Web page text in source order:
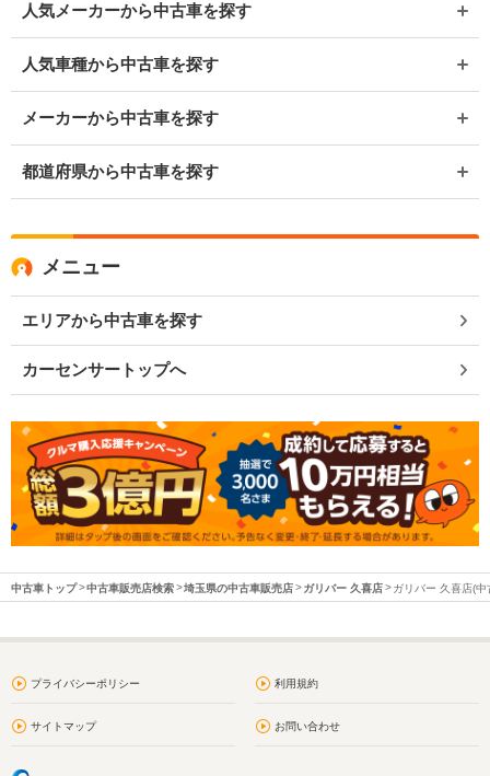
人気メーカーから中古車を探す
人気車種から中古車を探す
メーカーから中古車を探す
都道府県から中古車を探す
メニュー
エリアから中古車を探す
カーセンサートップへ
中古車トップ 中古車販売店検索 埼玉県の中古車販売店 ガリバー 久喜店 ガリバー 久喜店(中
プライバシーポリシー 利用規約
サイトマップ お問い合わせ